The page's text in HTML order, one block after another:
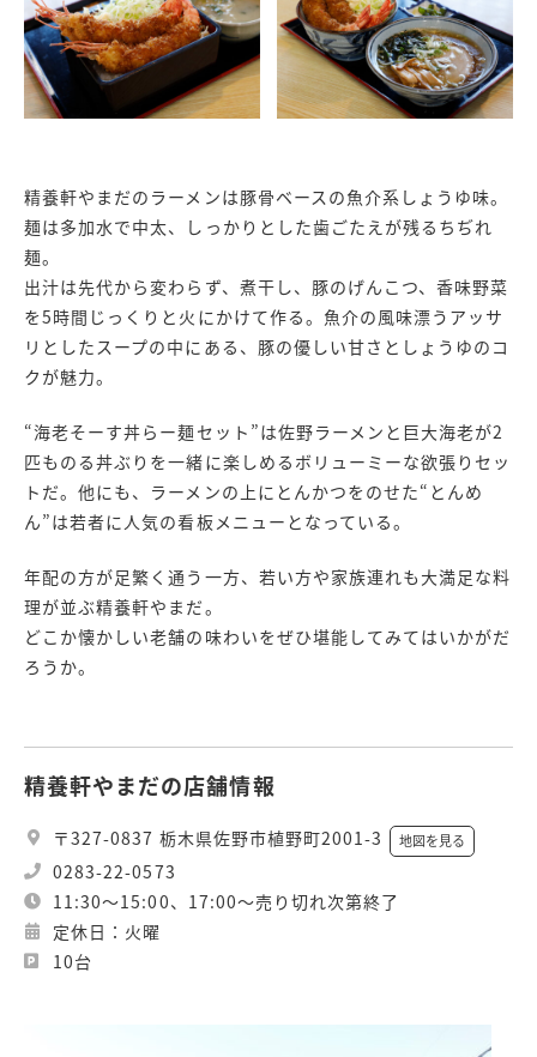
精養軒やまだのラーメンは豚骨ベースの魚介系しょうゆ味。
麺は多加水で中太、しっかりとした歯ごたえが残るちぢれ
麺。
出汁は先代から変わらず、煮干し、豚のげんこつ、香味野菜
を5時間じっくりと火にかけて作る。魚介の風味漂うアッサ
リとしたスープの中にある、豚の優しい甘さとしょうゆのコ
クが魅力。
“海老そーす丼らー麺セット”は佐野ラーメンと巨大海老が2
匹ものる丼ぶりを一緒に楽しめるボリューミーな欲張りセッ
トだ。他にも、ラーメンの上にとんかつをのせた“とんめ
ん”は若者に人気の看板メニューとなっている。
年配の方が足繁く通う一方、若い方や家族連れも大満足な料
理が並ぶ精養軒やまだ。
どこか懐かしい老舗の味わいをぜひ堪能してみてはいかがだ
ろうか。
精養軒やまだの店舗情報
〒327-0837 栃木県佐野市植野町2001-3 地図を見る
0283-22-0573
11:30～15:00、17:00～売り切れ次第終了
定休日：火曜
10台